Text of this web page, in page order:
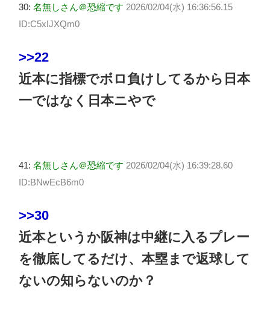
30: 名無しさん＠恐縮です 2026/02/04(水) 16:36:56.15
ID:C5xIJXQm0
>>22
近本に指標でボロ負けしてるから日本
一ではなく日本ニやで
41: 名無しさん＠恐縮です 2026/02/04(水) 16:39:28.60
ID:BNwEcB6m0
>>30
近本というか阪神は中継に入るプレー
を徹底してるだけ、本塁まで返球して
ないの知らないのか？